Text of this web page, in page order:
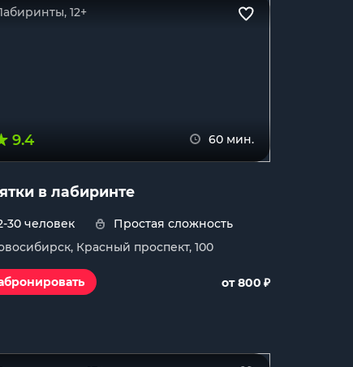
12+
9.4 60 мин.
в лабиринте
30 человек
Простая сложность
Красный проспект, 100
от 800 ₽